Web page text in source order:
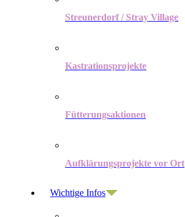
Streunerdorf / Stray Village
Kastrationsprojekte
Fütterungsaktionen
Aufklärungsprojekte vor Ort
Wichtige Infos